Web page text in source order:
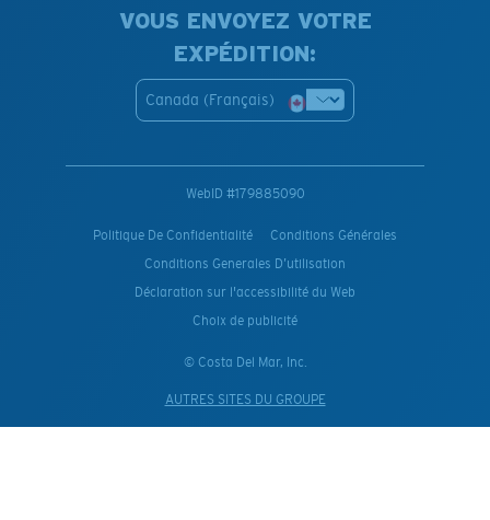
VOUS ENVOYEZ VOTRE
EXPÉDITION:
Canada (Français)
WebID #179885090
Politique De Confidentialité
Conditions Générales
Conditions Generales D’utilisation
Déclaration sur l'accessibilité du Web
Choix de publicité
© Costa Del Mar, Inc.
AUTRES SITES DU GROUPE